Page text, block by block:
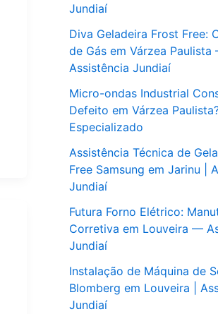
Jundiaí
Diva Geladeira Frost Free:
de Gás em Várzea
Assistência Jundiaí
Micro-ondas Industrial
Defeito em Várzea
Especializado
Assistência Técnica de
Free Samsung em Jarinu |
Jundiaí
Futura Forno Elétrico:
Corretiva em Louveira —
Jundiaí
Instalação de Máquina de
Blomberg em Louveira |
Jundiaí